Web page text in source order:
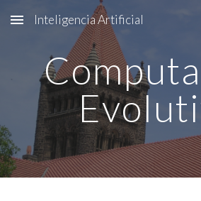
Skip to main content
Inteligencia Artificial